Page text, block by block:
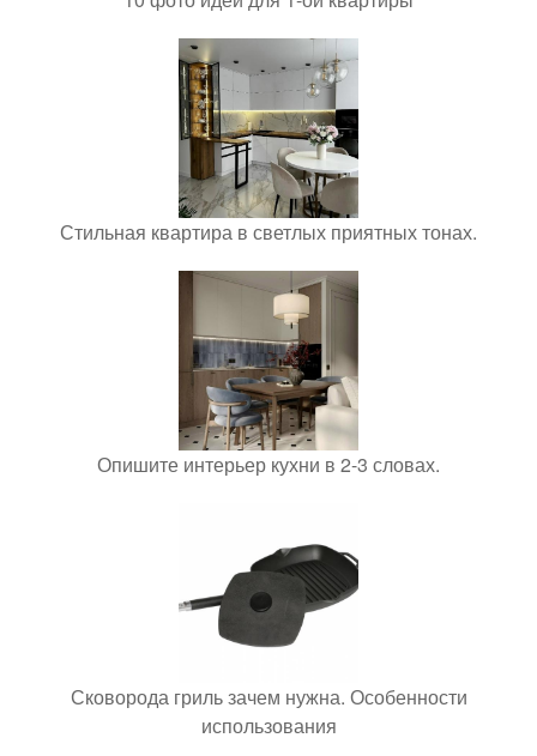
Стильная квартира в светлых приятных тонах.
Опишите интерьер кухни в 2-3 словах.
Сковорода гриль зачем нужна. Особенности
использования